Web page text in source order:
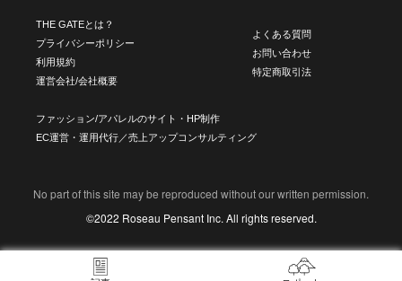
THE GATEとは？
プライバシーポリシー
利用規約
運営会社/会社概要
よくある質問
お問い合わせ
特定商取引法
ファッション/アパレルのサイト・HP制作
EC運営・運用代行／売上アップコンサルティング
No part of this site may be reproduced without our written permission.
©2022 Roseau Pensant Inc. All rights reserved.